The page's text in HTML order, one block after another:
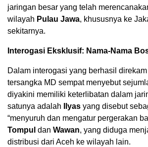
jaringan besar yang telah
wilayah Pulau Jawa, khususnya ke
sekitarnya.
Interogasi Eksklusif: Nama-Nama
Dalam interogasi yang berhasil
tersangka MD sempat menyebut
diyakini memiliki keterlibatan dalam
satunya adalah
Ilyas yang disebut
“menyuruh dan mengatur pergerakan
Tompul dan Wawan, yang diduga
distribusi dari Aceh ke wilayah lain.